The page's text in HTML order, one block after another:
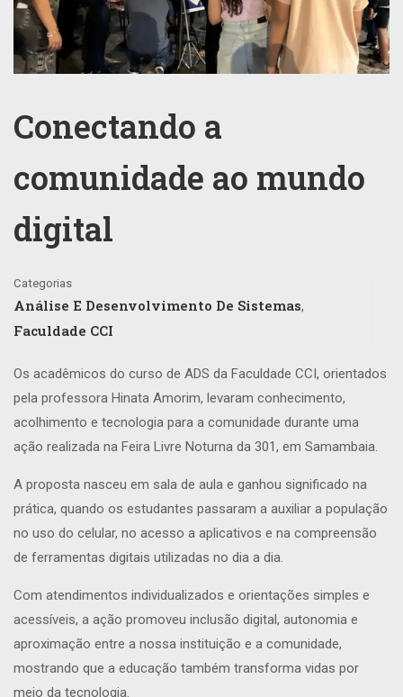
Conectando a
comunidade ao mundo
digital
Categorias
Análise E Desenvolvimento De Sistemas,
Faculdade CCI
Os acadêmicos do curso de ADS da Faculdade CCI, orientados
pela professora Hinata Amorim, levaram conhecimento,
acolhimento e tecnologia para a comunidade durante uma
ação realizada na Feira Livre Noturna da 301, em Samambaia.
A proposta nasceu em sala de aula e ganhou significado na
prática, quando os estudantes passaram a auxiliar a população
no uso do celular, no acesso a aplicativos e na compreensão
de ferramentas digitais utilizadas no dia a dia.
Com atendimentos individualizados e orientações simples e
acessíveis, a ação promoveu inclusão digital, autonomia e
aproximação entre a nossa instituição e a comunidade,
mostrando que a educação também transforma vidas por
meio da tecnologia.